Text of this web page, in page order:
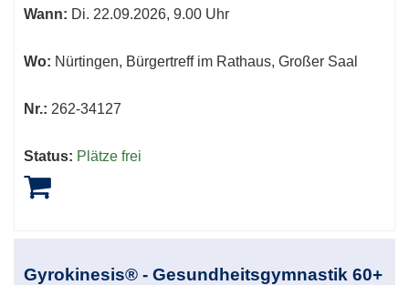
Wann: Di. 22.09.2026, 9.00 Uhr
Wo: Nürtingen, Bürgertreff im Rathaus, Großer Saal
Nr.: 262-34127
Status: Plätze frei
Gyrokinesis® - Gesundheitsgymnastik 60+